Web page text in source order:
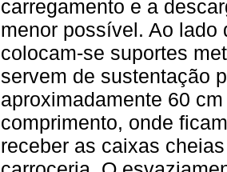
carregamento e a
menor possível. Ao lado
colocam-se suportes
servem de sustentação
aproximadamente 60
comprimento, onde
receber as caixas